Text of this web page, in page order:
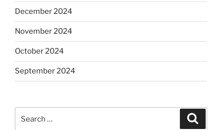
December 2024
November 2024
October 2024
September 2024
for: